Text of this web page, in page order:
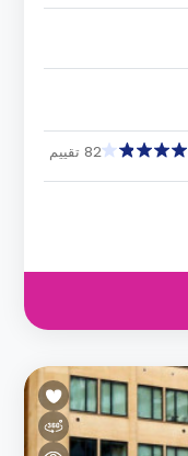
82 تقييم